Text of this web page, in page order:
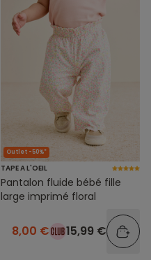
Outlet -50%*
TAPE A L'OEIL
Pantalon fluide bébé fille
large imprimé floral
8,00 € 15,99 €